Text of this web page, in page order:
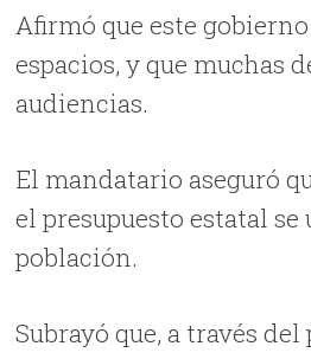
Afirmó que este
espacios, y que muchas
audiencias.
El mandatario aseguró
el presupuesto estatal
población.
Subrayó que, a través